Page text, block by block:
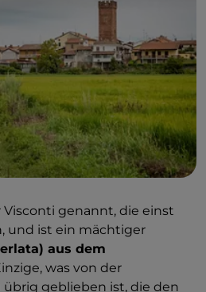
Visconti genannt, die einst
und ist ein mächtiger
aus dem
was von der
geblieben ist, die den